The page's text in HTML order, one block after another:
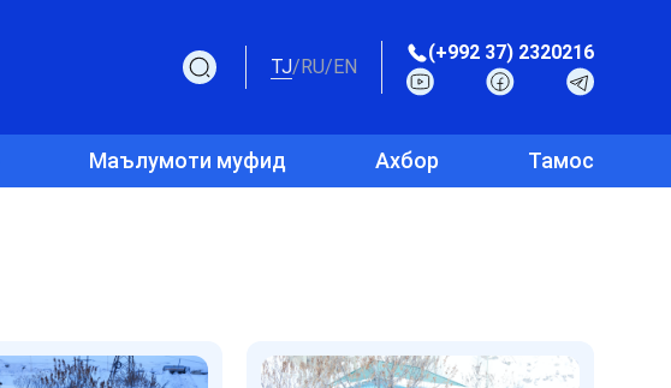
TJ/RU/EN
(+992 37) 2320216
Маълумоти муфид Ахбор Тамос